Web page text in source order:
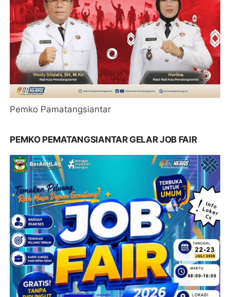
Pemko Pamatangsiantar
PEMKO PEMATANGSIANTAR GELAR JOB FAIR